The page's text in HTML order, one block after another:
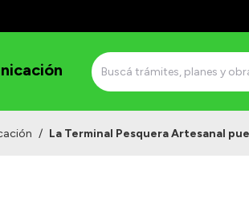
/ La Terminal Pesquera Artesanal